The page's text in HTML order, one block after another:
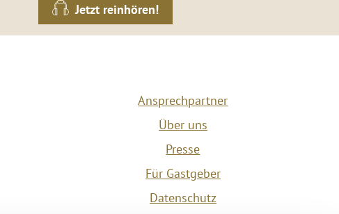
Jetzt reinhören!
Ansprechpartner
Über uns
Presse
Für Gastgeber
Datenschutz